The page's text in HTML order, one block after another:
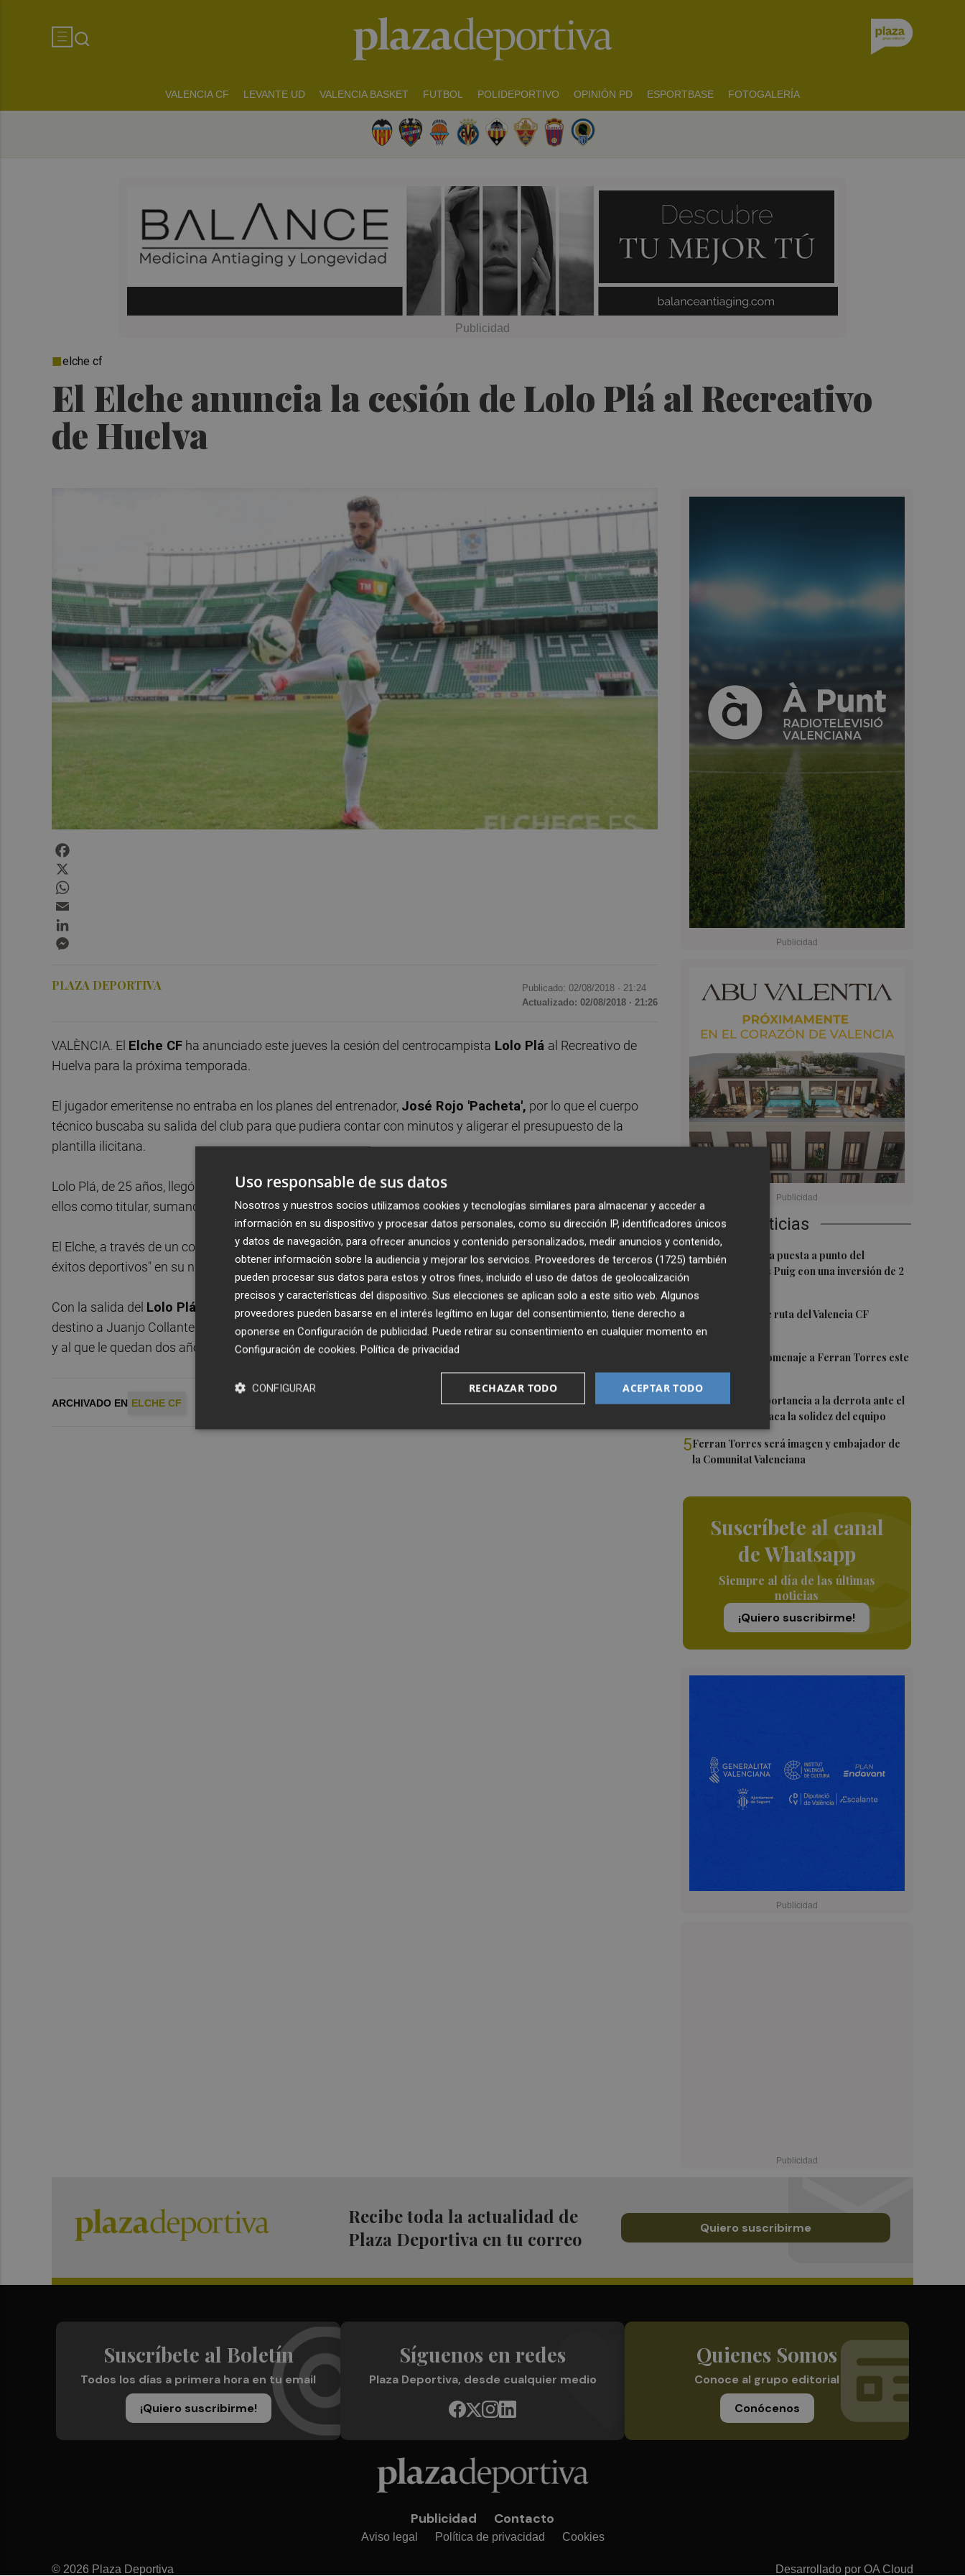
VALENCIA CF LEVANTE UD VALENCIA BASKET FUTBOL POLIDEPORTIVO OPINIÓN PD ESPORTBASE FOTOGALERÍA
El Elche anuncia la cesión de Lolo Plá al Recreativo
de Huelva
elche cf
Últimas Noticias
1València ultima la puesta a punto del
Velódromo Lluís Puig con una inversión de 2
2 La nueva hoja de ruta del Valencia CF
Foios rendirá homenaje a Ferran Torres este
viernes
4Sotelo resta importancia a la derrota ante el
Villarreal y destaca la solidez del equipo
5Ferran Torres será imagen y embajador de
la Comunitat Valenciana
Suscríbete al canal
de Whatsapp
Siempre al día de las últimas
noticias
¡Quiero suscribirme!
PLAZA DEPORTIVA Publicado: 02/08/2018 · 21:24
Actualizado: 02/08/2018 · 21:26
VALÈNCIA. El Elche CF ha anunciado este jueves la cesión del centrocampista Lolo Plá al Recreativo de
Huelva para la próxima temporada.
El jugador emeritense no entraba en los planes del entrenador, José Rojo 'Pacheta', por lo que el cuerpo
técnico buscaba su salida del club para que pudiera contar con minutos y aligerar el presupuesto de la
plantilla ilicitana.
Lolo Plá, de 25 años, llegó al Elche la pasada temporada y participó en 20 partidos, aunque solo en nueve de
ellos como titular, sumando dos goles.
El Elche, a través de un comunicado, le ha deseado mucha suerte al futbolista extremeño y "los mayores
éxitos deportivos" en su nueva etapa.
Con la salida del Lolo Plá del Elche, el club ilicitano aligera su plantilla a la espera de encontrar también
destino a Juanjo Collantes, jugador importante en el ascenso, que no entra en los planes del cuerpo técnico
y al que le quedan dos años de contrato.
ARCHIVADO EN ELCHE CF
Recibe toda la actualidad de
Plaza Deportiva en tu correo
Quiero suscribirme
Suscríbete al Boletín
Todos los días a primera hora en tu email
¡Quiero suscribirme!
Síguenos en redes
Plaza Deportiva, desde cualquier medio
Quienes Somos
Conoce al grupo editorial
Conócenos
Publicidad Contacto
Aviso legal Política de privacidad Cookies
© 2026 Plaza Deportiva Desarrollado por OA Cloud
Uso responsable de sus datos
Nosotros y nuestros socios utilizamos cookies y tecnologías similares para almacenar y acceder a
información en su dispositivo y procesar datos personales, como su dirección IP, identificadores únicos
y datos de navegación, para ofrecer anuncios y contenido personalizados, medir anuncios y contenido,
obtener información sobre la audiencia y mejorar los servicios. Proveedores de terceros (1725) también
pueden procesar sus datos para estos y otros fines, incluido el uso de datos de geolocalización
precisos y características del dispositivo. Sus elecciones se aplican solo a este sitio web. Algunos
proveedores pueden basarse en el interés legítimo en lugar del consentimiento; tiene derecho a
oponerse en Configuración de publicidad. Puede retirar su consentimiento en cualquier momento en
Configuración de cookies. Política de privacidad
ACEPTAR TODO
RECHAZAR TODO
CONFIGURAR